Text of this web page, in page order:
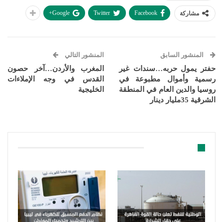
مشاركة Facebook
Twitter
Google+
المنشور السابق
حفتر يمول حربه…سندات غير
رسمية وأموال مطبوعة في
روسيا والدين العام في المنطقة
الشرقية 35مليار دينار
المنشور التالي
المغرب والأردن…آخر حصون
القدس في وجه الإملاءات
الخليجية